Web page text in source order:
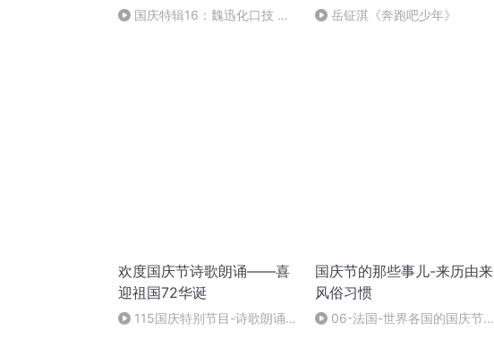
国庆特辑16：魏迅化口技 二
岳钲淇《奔跑吧少年》
欢度国庆节诗歌朗诵——喜
迎祖国72华诞
115国庆特别节目-诗歌朗诵-
国庆节的那些事儿-来历由来
风俗习惯
06-法国-世界各国的国庆节-